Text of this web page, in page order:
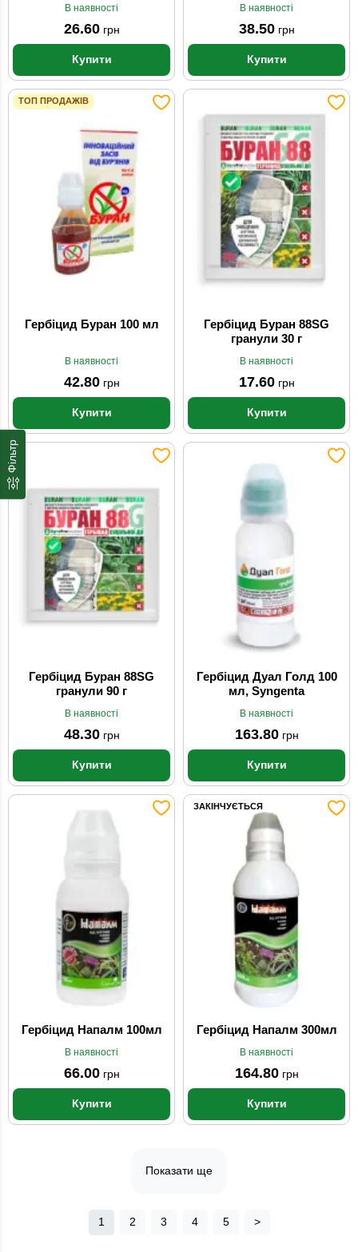
Фільтр
В наявності
26.60грн
Купити
В наявності
38.50грн
Купити
ТОП ПРОДАЖІВ
Гербіцид Буран 100 мл
В наявності
42.80грн
Купити
Гербіцид Буран 88SG
гранули 30 г
В наявності
17.60грн
Купити
Гербіцид Буран 88SG
гранули 90 г
В наявності
48.30грн
Купити
Гербіцид Дуал Голд 100
мл, Syngenta
В наявності
163.80грн
Купити
Гербіцид Напалм 100мл
В наявності
66.00грн
Купити
ЗАКІНЧУЄТЬСЯ
Гербіцид Напалм 300мл
В наявності
164.80грн
Купити
Показати ще
1 2 3 4 5 >